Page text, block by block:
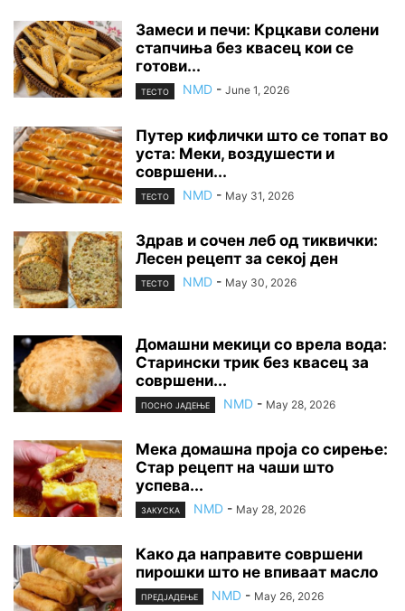
Замеси и печи: Крцкави солени
стапчиња без квасец кои се
готови...
ТЕСТО NMD - June 1, 2026
Путер кифлички што се топат во
уста: Меки, воздушести и
совршени...
ТЕСТО NMD - May 31, 2026
Здрав и сочен леб од тиквички:
Лесен рецепт за секој ден
ТЕСТО NMD - May 30, 2026
Домашни мекици со врела вода:
Старински трик без квасец за
совршени...
ПОСНО ЈАДЕЊЕ NMD - May 28, 2026
Мека домашна проја со сирење:
Стар рецепт на чаши што
успева...
ЗАКУСКА NMD - May 28, 2026
Како да направите совршени
пирошки што не впиваат масло
ПРЕДЈАДЕЊЕ NMD - May 26, 2026